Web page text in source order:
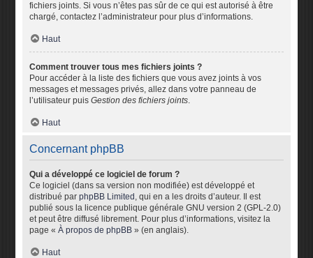
fichiers joints. Si vous n’êtes pas sûr de ce qui est autorisé à être
chargé, contactez l’administrateur pour plus d’informations.
Haut
Comment trouver tous mes fichiers joints ?
Pour accéder à la liste des fichiers que vous avez joints à vos
messages et messages privés, allez dans votre panneau de
l’utilisateur puisGestion des fichiers joints.
Haut
Concernant phpBB
Qui a développé ce logiciel de forum ?
Ce logiciel (dans sa version non modifiée) est développé et
distribué parphpBB Limited , qui en a les droits d’auteur. Il est
publié sous la licence publique générale GNU version 2 (GPL-2.0)
et peut être diffusé librement. Pour plus d’informations, visitez la
page «À propos de phpBB » (en anglais).
Haut